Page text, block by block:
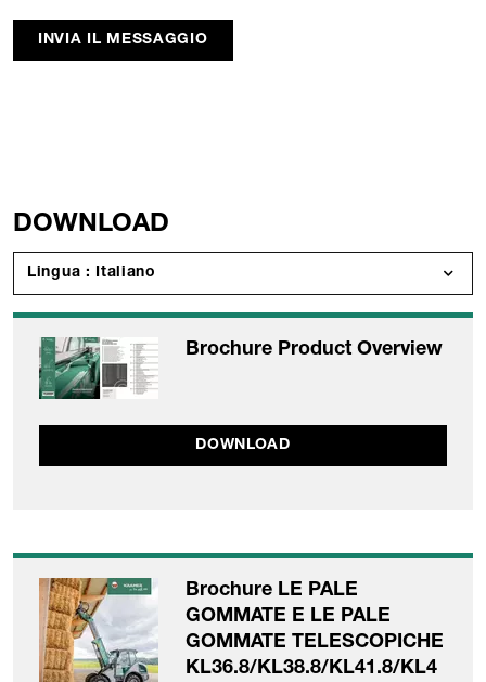
INVIA IL MESSAGGIO
DOWNLOAD
Lingua : Italiano
Brochure Product Overview
DOWNLOAD
Brochure LE PALE
GOMMATE E LE PALE
GOMMATE TELESCOPICHE
KL36.8/KL38.8/KL41.8/KL4